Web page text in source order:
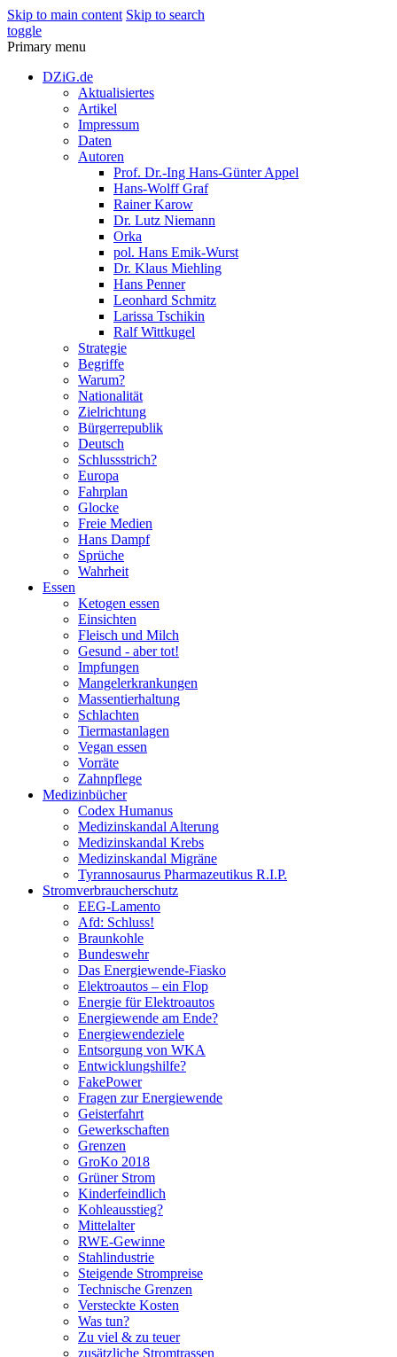
Skip to main content Skip to search
toggle
Primary menu
DZiG.de
Aktualisiertes
Artikel
Impressum
Daten
Autoren
Prof. Dr.-Ing Hans-Günter Appel
Hans-Wolff Graf
Rainer Karow
Dr. Lutz Niemann
Orka
pol. Hans Emik-Wurst
Dr. Klaus Miehling
Hans Penner
Leonhard Schmitz
Larissa Tschikin
Ralf Wittkugel
Strategie
Begriffe
Warum?
Nationalität
Zielrichtung
Bürgerrepublik
Deutsch
Schlussstrich?
Europa
Fahrplan
Glocke
Freie Medien
Hans Dampf
Sprüche
Wahrheit
Essen
Ketogen essen
Einsichten
Fleisch und Milch
Gesund - aber tot!
Impfungen
Mangelerkrankungen
Massentierhaltung
Schlachten
Tiermastanlagen
Vegan essen
Vorräte
Zahnpflege
Medizinbücher
Codex Humanus
Medizinskandal Alterung
Medizinskandal Krebs
Medizinskandal Migräne
Tyrannosaurus Pharmazeutikus R.I.P.
Stromverbraucherschutz
EEG-Lamento
Afd: Schluss!
Braunkohle
Bundeswehr
Das Energiewende-Fiasko
Elektroautos – ein Flop
Energie für Elektroautos
Energiewende am Ende?
Energiewendeziele
Entsorgung von WKA
Entwicklungshilfe?
FakePower
Fragen zur Energiewende
Geisterfahrt
Gewerkschaften
Grenzen
GroKo 2018
Grüner Strom
Kinderfeindlich
Kohleausstieg?
Mittelalter
RWE-Gewinne
Stahlindustrie
Steigende Strompreise
Technische Grenzen
Versteckte Kosten
Was tun?
Zu viel & zu teuer
zusätzliche Stromtrassen